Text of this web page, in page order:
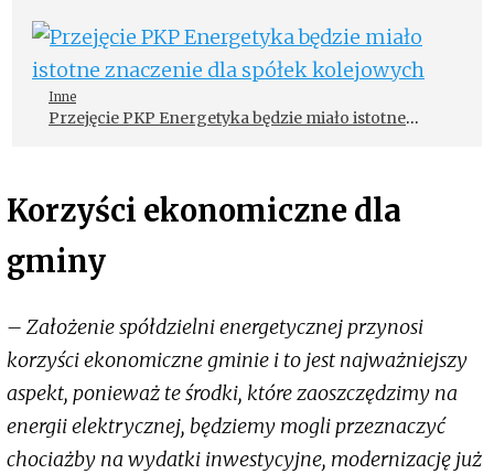
Inne
Przejęcie PKP Energetyka będzie miało istotne
Korzyści ekonomiczne dla
gminy
– Założenie spółdzielni energetycznej przynosi
korzyści ekonomiczne gminie i to jest najważniejszy
aspekt, ponieważ te środki, które zaoszczędzimy na
energii elektrycznej, będziemy mogli przeznaczyć
chociażby na wydatki inwestycyjne, modernizację już